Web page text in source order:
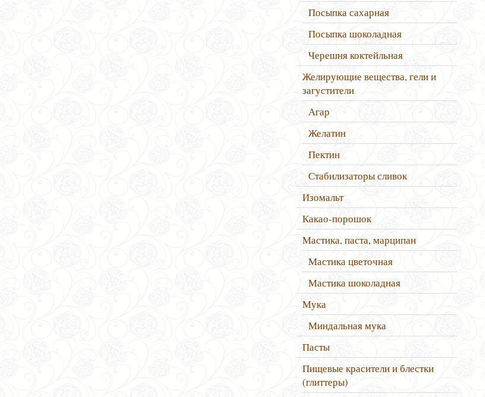
Посыпка сахарная
Посыпка шоколадная
Черешня коктейльная
Желирующие вещества, гели и
загустители
Агар
Желатин
Пектин
Стабилизаторы сливок
Изомальт
Какао-порошок
Мастика, паста, марципан
Мастика цветочная
Мастика шоколадная
Мука
Миндальная мука
Пасты
Пищевые красители и блестки
(глиттеры)